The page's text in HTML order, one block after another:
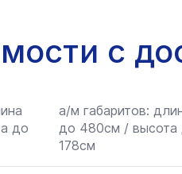
с
до
а/м габаритов:
до 480см / высота
178см